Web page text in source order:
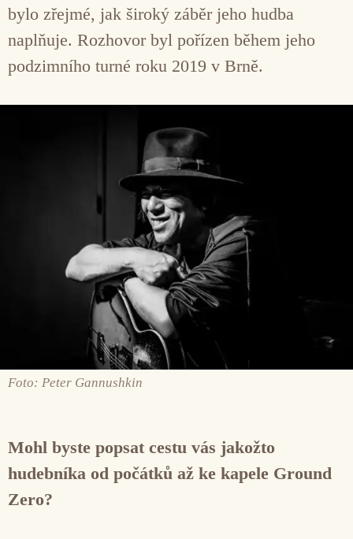
bylo zřejmé, jak široký záběr jeho hudba
naplňuje. Rozhovor byl pořízen během jeho
podzimního turné roku 2019 v Brně.
Foto: Peter Gannushkin
Mohl byste popsat cestu vás jakožto
hudebníka od počátků až ke kapele Ground
Zero?